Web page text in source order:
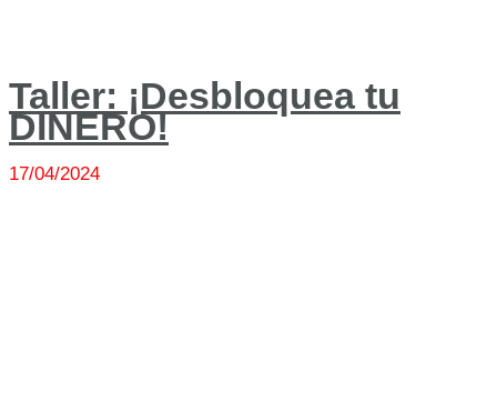
Taller: ¡Desbloquea tu
DINERO!
17/04/2024